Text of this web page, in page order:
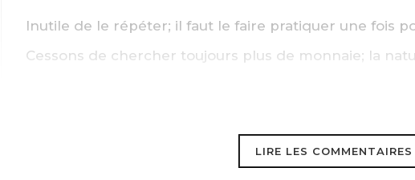
Inutile de le répéter; il faut le faire pratiquer une fois
Cessons de chercher toujours plus de monnaie; la
LIRE LES COMMENTAIRES